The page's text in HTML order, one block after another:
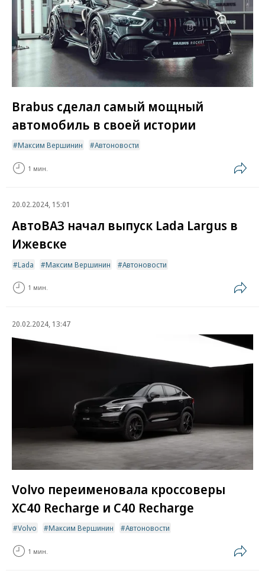
Brabus сделал самый мощный
автомобиль в своей истории
Максим Вершинин Автоновости
1 мин.
20.02.2024, 15:01
АвтоВАЗ начал выпуск Lada Largus в
Ижевске
Lada Максим Вершинин Автоновости
1 мин.
20.02.2024, 13:47
Volvo переименовала кроссоверы
XC40 Recharge и C40 Recharge
Volvo Максим Вершинин Автоновости
1 мин.